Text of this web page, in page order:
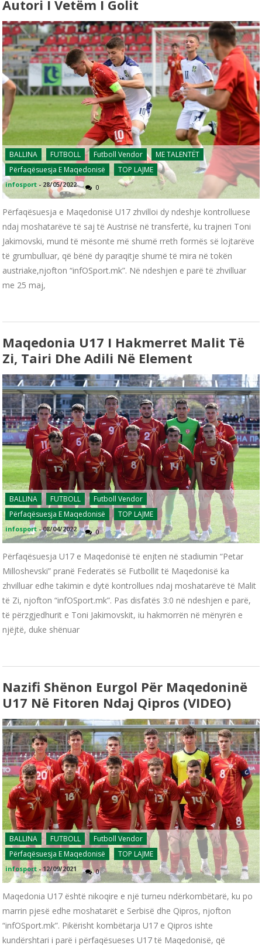
Autori I Vetëm I Golit
BALLINA FUTBOLL Futboll Vendor
ME TALENTËT
Përfaqësuesja E Maqedonisë
TOP LAJME
infosport - 28/05/2022 0
Përfaqësuesja e Maqedonisë U17 zhvilloi dy ndeshje kontrolluese
ndaj moshatarëve të saj të Austrisë në transfertë, ku trajneri Toni
Jakimovski, mund të mësonte më shumë rreth formës së lojtarëve
të grumbulluar, që bënë dy paraqitje shumë të mira në tokën
austriake,njofton “infOSport.mk”. Në ndeshjen e parë të zhvilluar
me 25 maj,
Maqedonia U17 I Hakmerret Malit Të
Zi, Tairi Dhe Adili Në Element
BALLINA FUTBOLL
Futboll Vendor
Përfaqësuesja E Maqedonisë
TOP LAJME
infosport -08/04/2022 0
Përfaqësuesja U17 e Maqedonisë të enjten në stadiumin “Petar
Milloshevski” pranë Federatës së Futbollit të Maqedonisë ka
zhvilluar edhe takimin e dytë kontrollues ndaj moshatarëve të Malit
të Zi, njofton “infOSport.mk”. Pas disfatës 3:0 në ndeshjen e parë,
të përzgjedhurit e Toni Jakimovskit, iu hakmorrën në mënyrën e
njëjtë, duke shënuar
Nazifi Shënon Eurgol Për Maqedoninë
U17 Në Fitoren Ndaj Qipros (VIDEO)
BALLINA FUTBOLL
Futboll Vendor
Përfaqësuesja E Maqedonisë
TOP LAJME
infosport - 12/09/2021 0
Maqedonia U17 është nikoqire e një turneu ndërkombëtarë, ku po
marrin pjesë edhe moshatarët e Serbisë dhe Qipros, njofton
“infOSport.mk”. Pikërisht kombëtarja U17 e Qipros ishte
kundërshtari i parë i përfaqësueses U17 të Maqedonisë, që